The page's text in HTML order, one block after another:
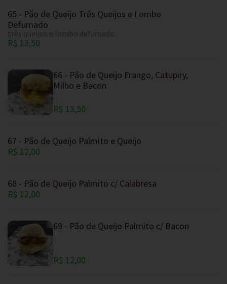
65 - Pão de Queijo Três Queijos e Lombo
Defumado
R$ 13,50
66 - Pão de Queijo Frango, Catupiry,
Milho e Bacon
R$ 13,50
67 - Pão de Queijo Palmito e Queijo
R$ 12,00
68 - Pão de Queijo Palmito c/ Calabresa
R$ 12,00
69 - Pão de Queijo Palmito c/ Bacon
R$ 12,00